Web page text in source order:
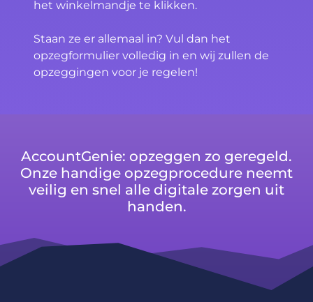
het winkelmandje te klikken.
Staan ze er allemaal in? Vul dan het
opzegformulier volledig in en wij zullen de
opzeggingen voor je regelen!
AccountGenie: opzeggen zo geregeld.
Onze handige opzegprocedure neemt
veilig en snel alle digitale zorgen uit
handen.